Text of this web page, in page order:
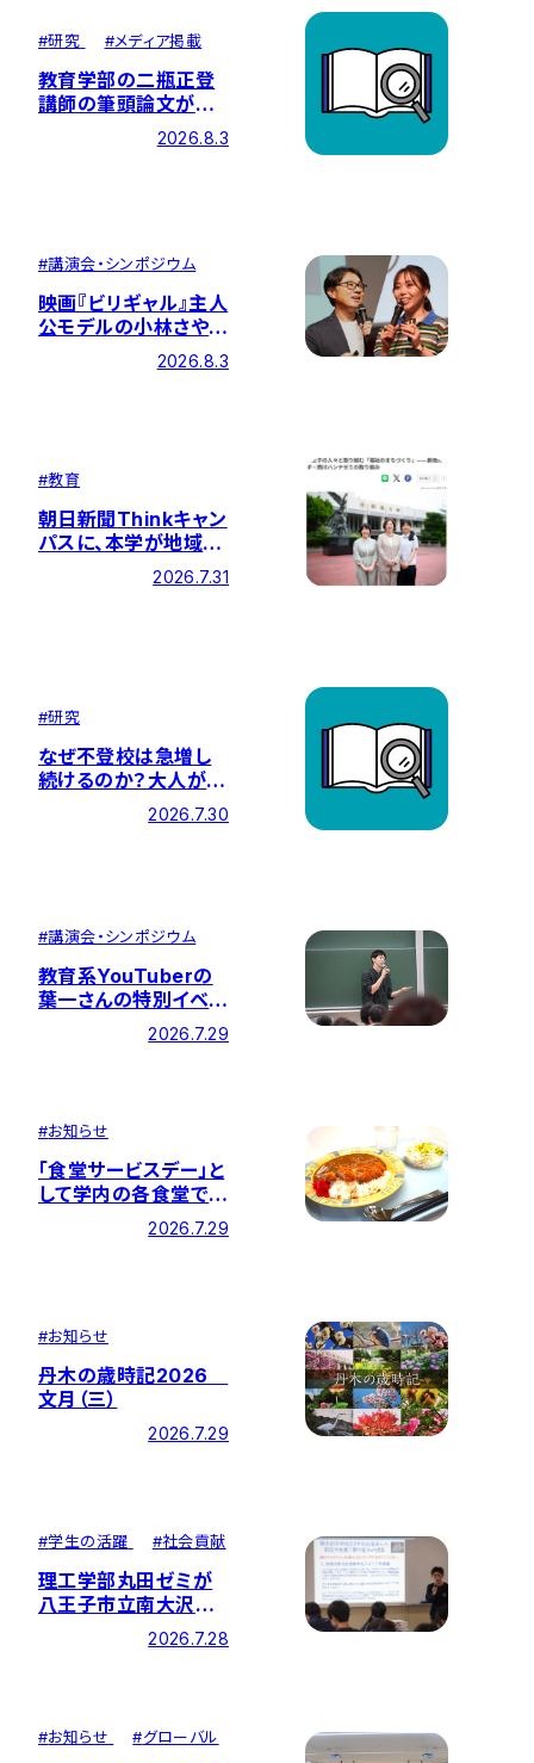
#研究 #メディア掲載
教育学部の二瓶正登
講師の筆頭論文が国
際的な学術誌に掲載
2026.8.3
#講演会・シンポジウム
映画『ビリギャル』主人
公モデルの小林さやか
氏、同著者の坪田信貴
氏による特別イベント
2026.8.3
#教育
朝日新聞Thinkキャン
パスに、本学が地域の
方々と取り組む「福祉
のまちづくり」の紹介
2026.7.31
#研究
なぜ不登校は急増し
続けるのか？大人が見
直すべき「学習観」と子
どもの自己受容感を
2026.7.30
#講演会・シンポジウム
教育系YouTuberの
葉一さんの特別イベン
ト「遠すぎる目標。それ
でも私はこう戦った」
2026.7.29
#お知らせ
「食堂サービスデー」と
して学内の各食堂でカ
ツカレーを提供しまし
2026.7.29
#お知らせ
丹木の歳時記2026
文月（三）
2026.7.29
#学生の活躍 #社会貢献
理工学部丸田ゼミが
八王子市立南大沢中
学校にて中学校と企業
を繋ぐ「特別講義」を
2026.7.28
#お知らせ #グローバル